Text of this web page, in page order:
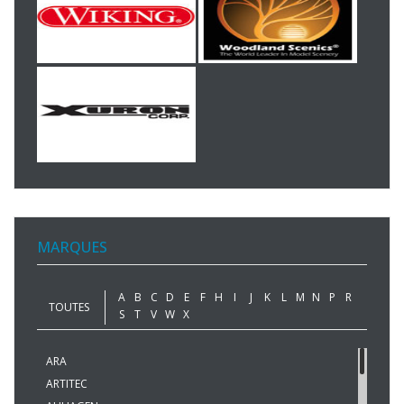
MARQUES
TOUTES
A B C D E F H I J K L M N P
R
S
T V W X
ARA
ARTITEC